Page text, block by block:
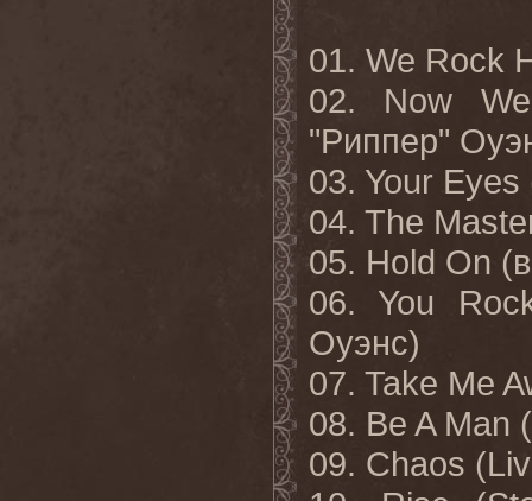
01. We Rock
02. Now
"Риппер"
03. Your Eyes
04. The
05. Hold On (
06. You
Оуэнс)
07. Take Me
08. Be A Man (
09. Chaos